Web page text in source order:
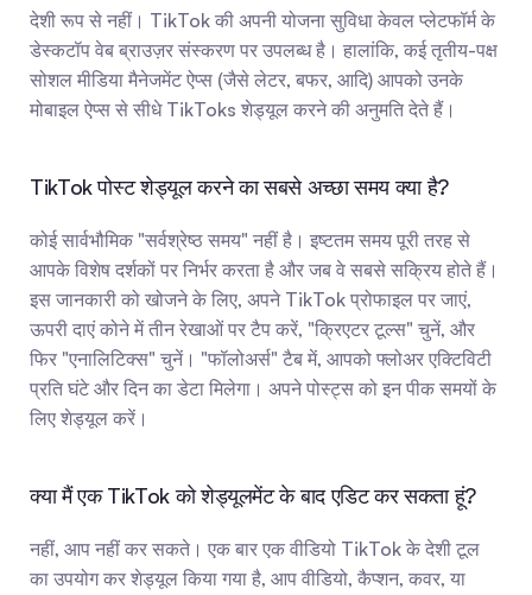
देशी रूप से नहीं। TikTok की अपनी योजना सुविधा केवल प्लेटफॉर्म के
डेस्कटॉप वेब ब्राउज़र संस्करण पर उपलब्ध है। हालांकि, कई तृतीय-पक्ष
सोशल मीडिया मैनेजमेंट ऐप्स (जैसे लेटर, बफर, आदि) आपको उनके
मोबाइल ऐप्स से सीधे TikToks शेड्यूल करने की अनुमति देते हैं।
TikTok पोस्ट शेड्यूल करने का सबसे अच्छा समय क्या है?
कोई सार्वभौमिक "सर्वश्रेष्ठ समय" नहीं है। इष्टतम समय पूरी तरह से
आपके विशेष दर्शकों पर निर्भर करता है और जब वे सबसे सक्रिय होते हैं।
इस जानकारी को खोजने के लिए, अपने TikTok प्रोफाइल पर जाएं,
ऊपरी दाएं कोने में तीन रेखाओं पर टैप करें, "क्रिएटर टूल्स" चुनें, और
फिर "एनालिटिक्स" चुनें। "फॉलोअर्स" टैब में, आपको फ्लोअर एक्टिविटी
प्रति घंटे और दिन का डेटा मिलेगा। अपने पोस्ट्स को इन पीक समयों के
लिए शेड्यूल करें।
क्या मैं एक TikTok को शेड्यूलमेंट के बाद एडिट कर सकता हूं?
नहीं, आप नहीं कर सकते। एक बार एक वीडियो TikTok के देशी टूल
का उपयोग कर शेड्यूल किया गया है, आप वीडियो, कैप्शन, कवर, या